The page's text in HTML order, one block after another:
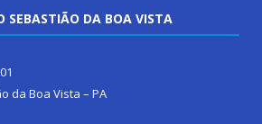
SEBASTIÃO DA BOA VISTA
da Boa Vista – PA